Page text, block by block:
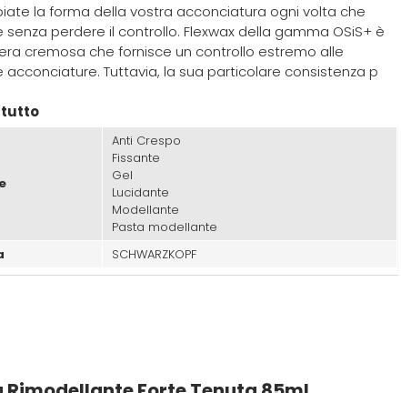
la forma della vostra acconciatura ogni volta che
senza perdere il controllo. Flexwax della gamma OSiS+ è
cremosa che fornisce un controllo estremo alle
acconciature. Tuttavia, la sua particolare consistenza p
tutto
Anti Crespo
Fissante
Gel
Lucidante
Modellante
Pasta modellante
SCHWARZKOPF